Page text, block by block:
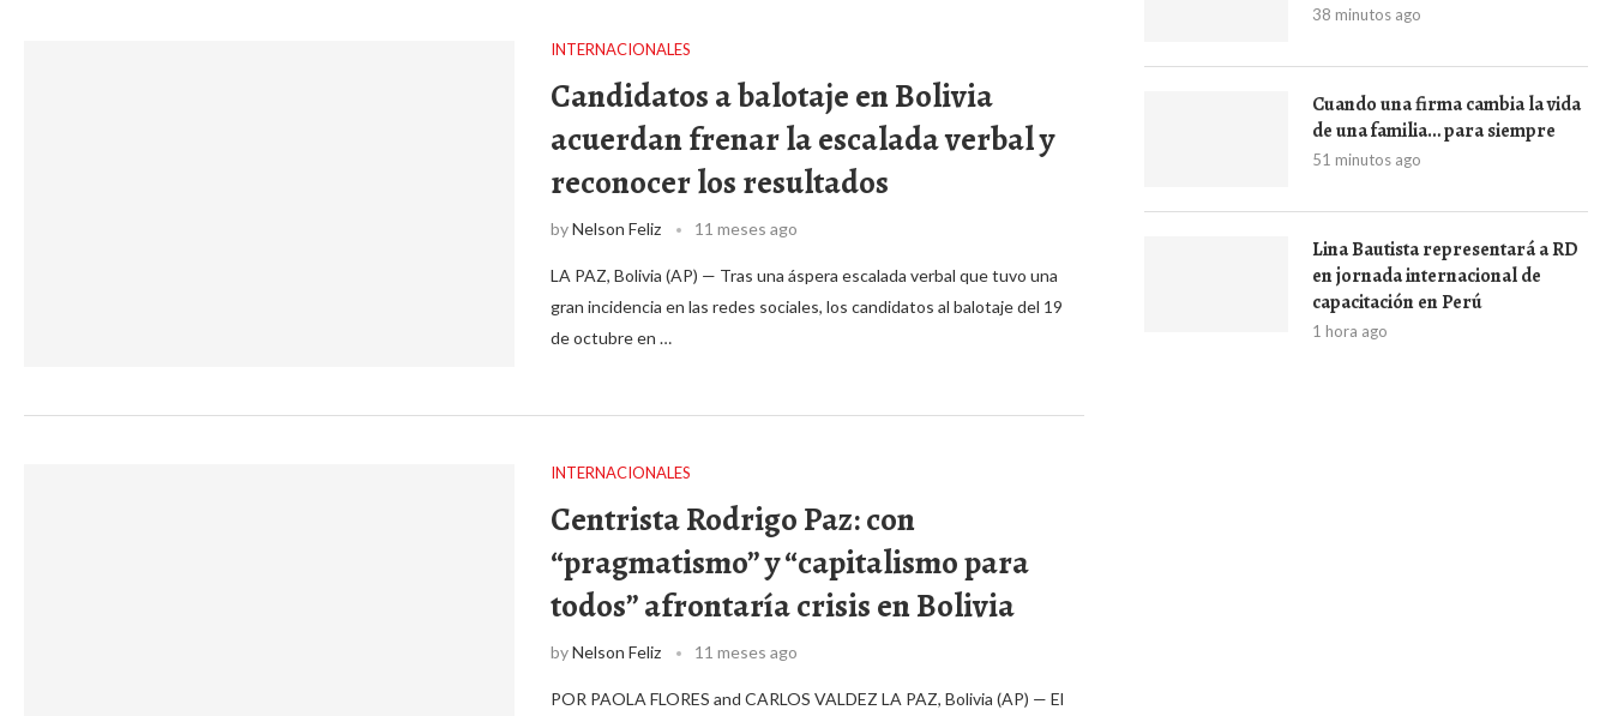
INTERNACIONALES
Candidatos a balotaje en Bolivia
acuerdan frenar la escalada verbal y
reconocer los resultados
byNelson Feliz 11 meses ago
LA PAZ, Bolivia (AP) — Tras una áspera escalada verbal que tuvo una
gran incidencia en las redes sociales, los candidatos al balotaje del 19
de octubre en …
INTERNACIONALES
Centrista Rodrigo Paz: con
“pragmatismo” y “capitalismo para
todos” afrontaría crisis en Bolivia
byNelson Feliz 11 meses ago
POR PAOLA FLORES and CARLOS VALDEZ LA PAZ, Bolivia (AP) — El
38 minutos ago
Cuando una firma cambia la vida
de una familia… para siempre
51 minutos ago
Lina Bautista representará a RD
en jornada internacional de
capacitación en Perú
1 hora ago